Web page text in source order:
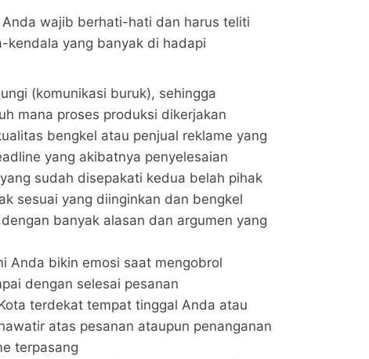
wajib berhati-hati dan harus teliti
kendala yang banyak di hadapi
(komunikasi buruk), sehingga
mana proses produksi dikerjakan
bengkel atau penjual reklame yang
yang akibatnya penyelesaian
sudah disepakati kedua belah pihak
sesuai yang diinginkan dan bengkel
banyak alasan dan argumen yang
Anda bikin emosi saat mengobrol
dengan selesai pesanan
terdekat tempat tinggal Anda atau
atas pesanan ataupun penanganan
terpasang